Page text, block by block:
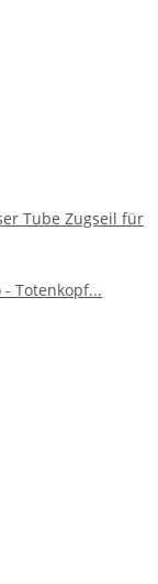
Tube Zugseil für